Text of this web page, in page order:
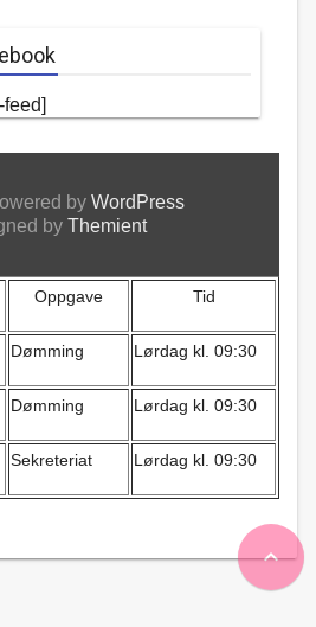
expand_less
by WordPress
by Themient
Oppgave Tid
Dømming Lørdag kl. 09:30
Dømming Lørdag kl. 09:30
Sekreteriat Lørdag kl. 09:30